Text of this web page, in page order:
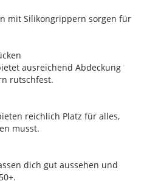
mit Silikongrippern sorgen für
ausreichend Abdeckung
rutschfest.
reichlich Platz für alles,
musst.
dich gut aussehen und